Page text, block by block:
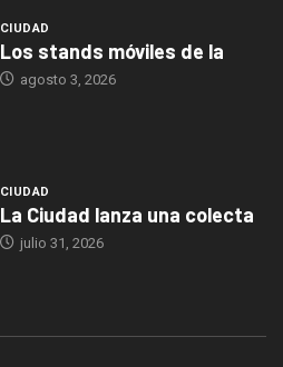
CIUDAD
Los stands móviles de la
agosto 3, 2026
CIUDAD
La Ciudad lanza una colecta
julio 31, 2026